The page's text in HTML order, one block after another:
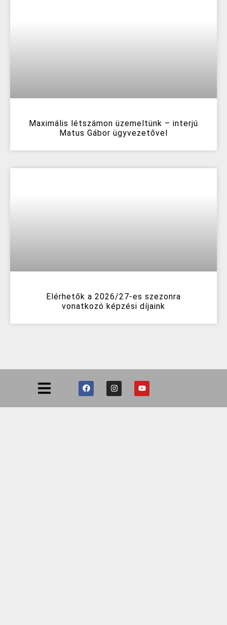
Maximális létszámon üzemeltünk – interjú
Matus Gábor ügyvezetővel
Elérhetők a 2026/27-es szezonra
vonatkozó képzési díjaink